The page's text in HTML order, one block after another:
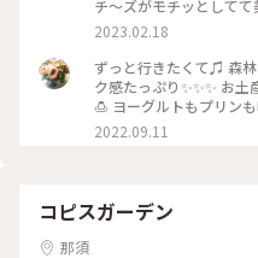
チ～ズがモチッとしてて美味しか
グが凄い❓️いのちのミ
とこ・ビーフジャーキ 那須、最高～😀 #森林ノ牧場 #Myこと
りっぷ
2023.02.18
ずっと行きたくて♫ 森林ノ牧場さんのソフトクリーム🍦 ミル
ク感たっぷり✨✨✨ お土産は、飲むヨーグルトとたまごプリン
🍮 ヨーグルトもプリン
2022.09.11
コピスガーデン
那須